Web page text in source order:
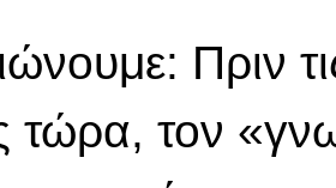
Πριν
τώρα, τον